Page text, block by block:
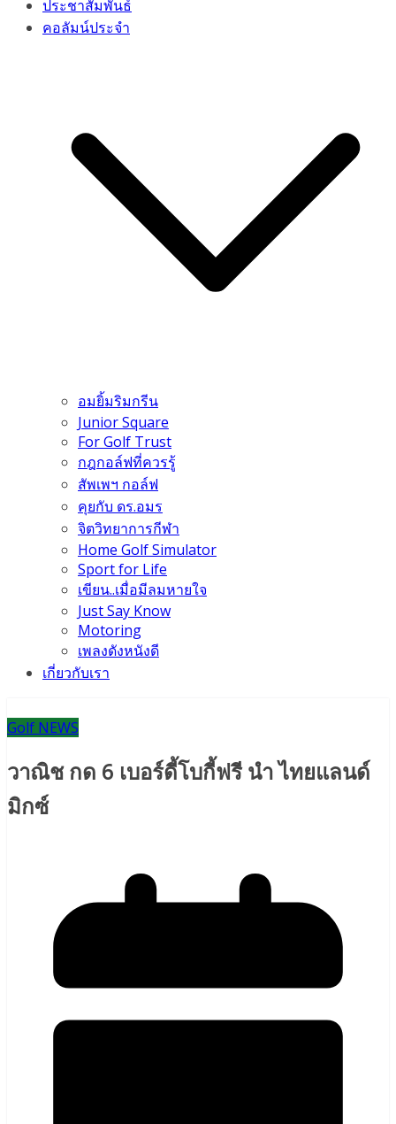
ประชาสัมพันธ์
คอลัมน์ประจำ
อมยิ้มริมกรีน
Junior Square
For Golf Trust
กฎกอล์ฟที่ควรรู้
สัพเพฯ กอล์ฟ
คุยกับ ดร.อมร
จิตวิทยาการกีฬา
Home Golf Simulator
Sport for Life
เขียน..เมื่อมีลมหายใจ
Just Say Know
Motoring
เพลงดังหนังดี
เกี่ยวกับเรา
Golf NEWS
วาณิช กด 6 เบอร์ดี้โบกี้ฟรี นำ ไทยแลนด์
มิกซ์